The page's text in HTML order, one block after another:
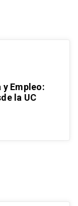
y Empleo:
la UC